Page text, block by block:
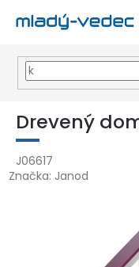
Prejsť
obsah
EUR
Drevený
J06617
Značka: Janod